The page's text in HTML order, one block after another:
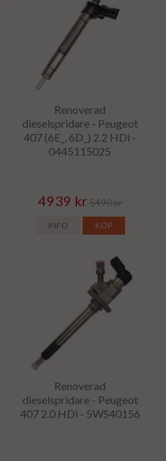
Renoverad
dieselspridare - Peugeot
407 (6E_, 6D_) 2.2 HDi -
0445115025
4939 kr 5490 kr
INFO KÖP
Renoverad
dieselspridare - Peugeot
407 2.0 HDi - 5WS40156